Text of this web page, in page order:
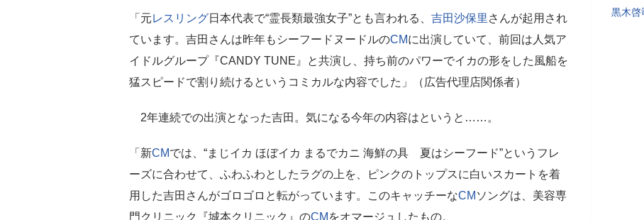
「元レスリング日本代表で“霊長類最強女子”とも言われる、 吉田沙保里 さんが起用され
ています。吉田さんは昨年もシーフードヌードルのCMに出演していて、前回は人気ア
イドルグループ『CANDY TUNE』と共演し、持ち前のパワーでイカの形をした風船を
猛スピードで割り続けるというコミカルな内容でした」（広告代理店関係者）
2年連続での出演となった吉田。気になる今年の内容はというと……。
「新CMでは、“まじイカ ほぼイカ まるでカニ 海鮮の具 夏はシーフード”というフレ
ーズに合わせて、ふわふわとしたラグの上を、ピンクのトップスに白いスカートを着
用した吉田さんがゴロゴロと転がっています。このキャッチーなCM ソングは、美容専
門クリニック『城本クリニック』のCM をオマージュしたもの。
黒木啓